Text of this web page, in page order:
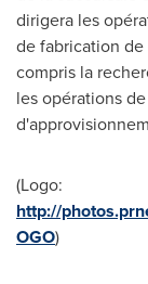
dirigera les
de fabrication
compris la
les opérations
(Logo:
http://
OGO)